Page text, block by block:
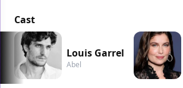
Cast
Louis Garrel
Abel